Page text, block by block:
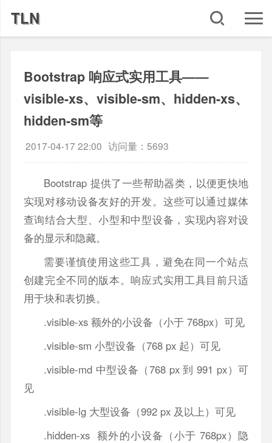
TLN
Bootstrap 响应式实用工具——
visible-xs、visible-sm、hidden-xs、
hidden-sm等
2017-04-17 22:00 访问量：5693
Bootstrap 提供了一些帮助器类，以便更快地
实现对移动设备友好的开发。这些可以通过媒体
查询结合大型、小型和中型设备，实现内容对设
备的显示和隐藏。
需要谨慎使用这些工具，避免在同一个站点
创建完全不同的版本。响应式实用工具目前只适
用于块和表切换。
.visible-xs 额外的小设备（小于 768px）可见
.visible-sm 小型设备（768 px 起）可见
.visible-md 中型设备（768 px 到 991 px）可
见
.visible-lg 大型设备（992 px 及以上）可见
.hidden-xs 额外的小设备（小于 768px）隐